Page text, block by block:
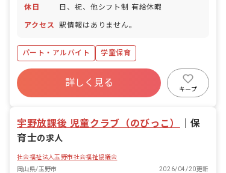
休日 日、祝、他シフト制 有給休暇
アクセス 駅情報はありません。
パート・アルバイト 学童保育
詳しく見る
キープ
宇野放課後 児童クラブ（のびっこ）
保
育士の求人
社会福祉法人玉野市社会福祉協議会
岡山県/玉野市
2026/04/20更新